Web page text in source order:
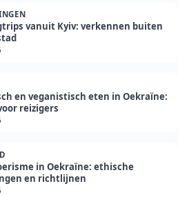
vanuit Kyiv: verkennen buiten
en veganistisch eten in Oekraïne:
reizigers
in Oekraïne: ethische
en richtlijnen